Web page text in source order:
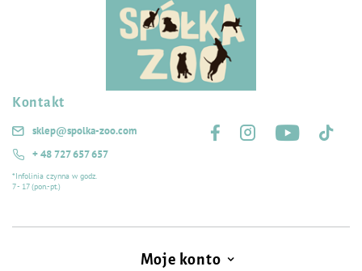
Kontakt
sklep@spolka-zoo.com
+ 48 727 657 657
*Infolinia czynna w godz.
7 - 17 (pon.-pt.)
Moje konto